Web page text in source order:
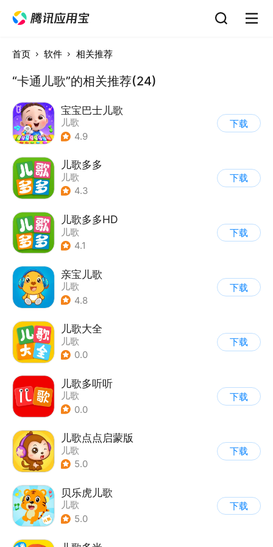
首页 软件 相关推荐
“卡通儿歌”的相关推荐(24)
宝宝巴士儿歌
儿歌
4.9
下载
儿歌多多
儿歌
4.3
下载
儿歌多多HD
儿歌
4.1
下载
亲宝儿歌
儿歌
4.8
下载
儿歌大全
儿歌
0.0
下载
儿歌多听听
儿歌
0.0
下载
儿歌点点启蒙版
儿歌
5.0
下载
贝乐虎儿歌
儿歌
5.0
下载